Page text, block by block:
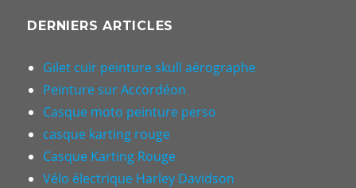
DERNIERS ARTICLES
Gilet cuir peinture skull aérographe
Peinture sur Accordéon
Casque moto peinture perso
casque karting rouge
Casque Karting Rouge
Vélo électrique Harley Davidson